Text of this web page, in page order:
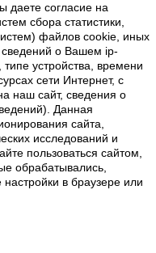
даете согласие на
сбора статистики,
файлов cookie, иных
сведений о Вашем ip-
устройства, времени
сети Интернет, с
наш сайт, сведения о
Данная
сайта,
исследований и
пользоваться сайтом,
обрабатывались,
в браузере или